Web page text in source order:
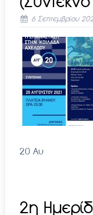
6 Σεπτεμβρίου
20 Αυ
2η